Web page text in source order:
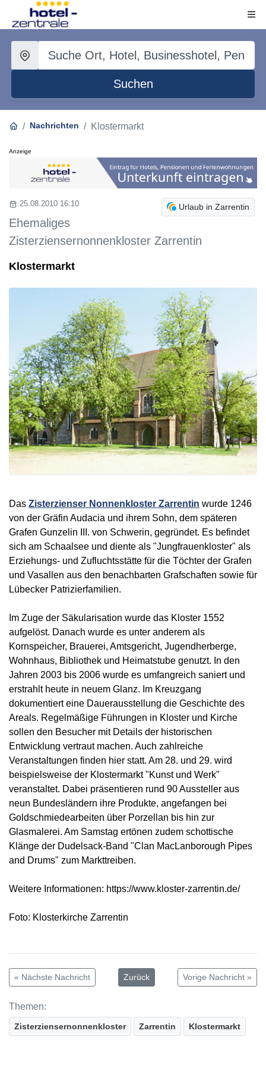
Suchen
Nachrichten Klostermarkt
Anzeige
Urlaub in Zarrentin
25.08.2010 16:10
Ehemaliges
Zisterziensernonnenkloster Zarrentin
Klostermarkt
Das Zisterzienser Nonnenkloster Zarrentin wurde 1246
von der Gräfin Audacia und ihrem Sohn, dem späteren
Grafen Gunzelin III. von Schwerin, gegründet. Es befindet
sich am Schaalsee und diente als "Jungfrauenkloster" als
Erziehungs- und Zufluchtsstätte für die Töchter der Grafen
und Vasallen aus den benachbarten Grafschaften sowie für
Lübecker Patrizierfamilien.
Im Zuge der Säkularisation wurde das Kloster 1552
aufgelöst. Danach wurde es unter anderem als
Kornspeicher, Brauerei, Amtsgericht, Jugendherberge,
Wohnhaus, Bibliothek und Heimatstube genutzt. In den
Jahren 2003 bis 2006 wurde es umfangreich saniert und
erstrahlt heute in neuem Glanz. Im Kreuzgang
dokumentiert eine Dauerausstellung die Geschichte des
Areals. Regelmäßige Führungen in Kloster und Kirche
sollen den Besucher mit Details der historischen
Entwicklung vertraut machen. Auch zahlreiche
Veranstaltungen finden hier statt. Am 28. und 29. wird
beispielsweise der Klostermarkt "Kunst und Werk"
veranstaltet. Dabei präsentieren rund 90 Aussteller aus
neun Bundesländern ihre Produkte, angefangen bei
Goldschmiedearbeiten über Porzellan bis hin zur
Glasmalerei. Am Samstag ertönen zudem schottische
Klänge der Dudelsack-Band "Clan MacLanborough Pipes
and Drums" zum Markttreiben.
Weitere Informationen: https://www.kloster-zarrentin.de/
Foto: Klosterkirche Zarrentin
« Nächste Nachricht Zurück Vorige Nachricht »
Themen:
Zisterziensernonnenkloster Zarrentin Klostermarkt